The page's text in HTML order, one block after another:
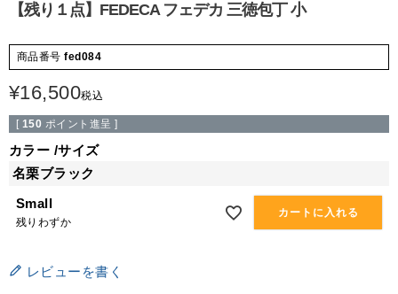
【残り１点】FEDECA フェデカ 三徳包丁 小
商品番号 fed084
¥16,500税込
[ 150 ポイント進呈 ]
カラー サイズ
名栗ブラック
Small
残りわずか
カートに入れる
レビューを書く